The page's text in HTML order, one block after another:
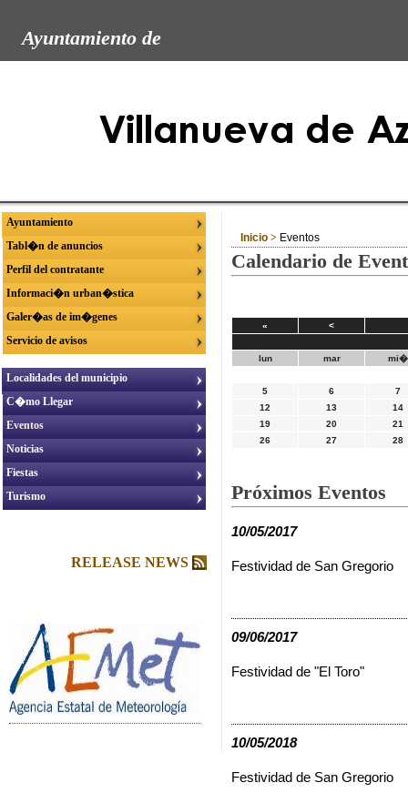
Ayuntamiento de
Ayuntamiento
Tabl�n de anuncios
Perfil del contratante
Informaci�n urban�stica
Galer�as de im�genes
Servicio de avisos
Localidades del municipio
C�mo Llegar
Eventos
Noticias
Fiestas
Turismo
RELEASE NEWS
Inicio > Eventos
Calendario de
« <
lun mar mi�
5 6
7
12
13
14
19
20
21
26
27 28
Próximos Eventos
10/05/2017
Festividad de San Gregorio
09/06/2017
Festividad de "El Toro"
10/05/2018
Festividad de San Gregorio